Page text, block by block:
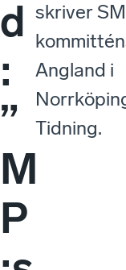
d
:
”
M
P
skriver
Angland i
Tidning.